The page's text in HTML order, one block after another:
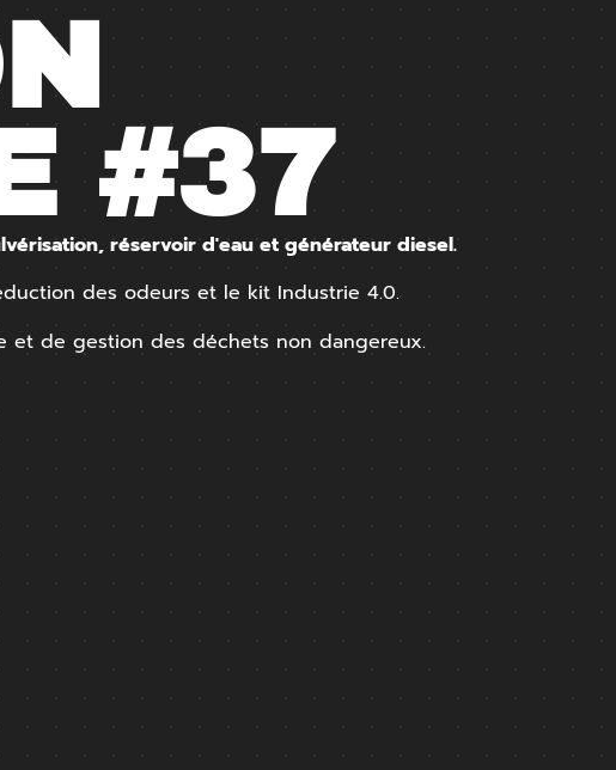
#37
réservoir d'eau et générateur diesel.
des odeurs et le kit Industrie 4.0.
et de gestion des déchets non dangereux.